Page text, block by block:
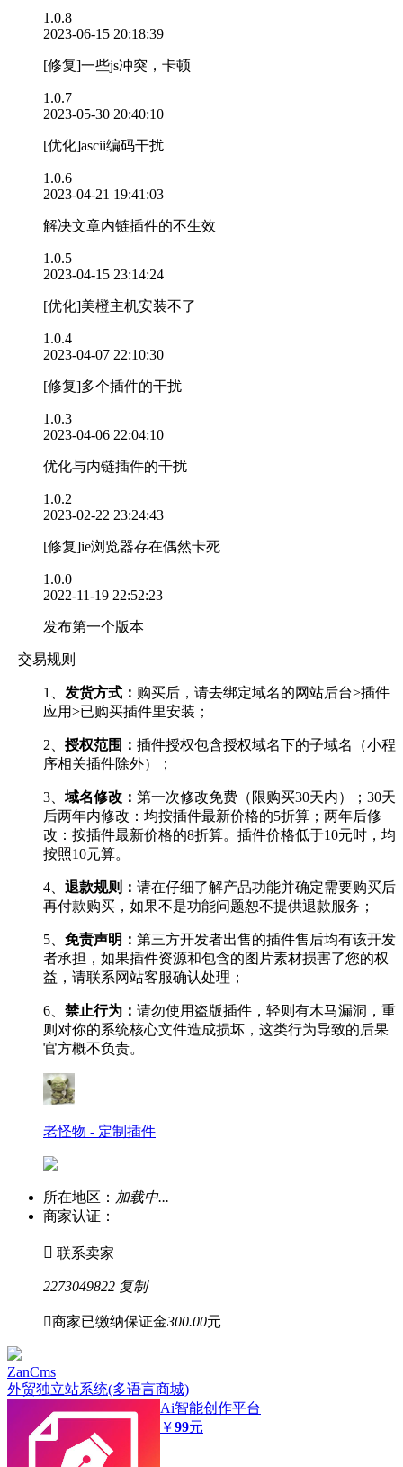
1.0.8
2023-06-15 20:18:39
[修复]一些js冲突，卡顿
1.0.7
2023-05-30 20:40:10
[优化]ascii编码干扰
1.0.6
2023-04-21 19:41:03
解决文章内链插件的不生效
1.0.5
2023-04-15 23:14:24
[优化]美橙主机安装不了
1.0.4
2023-04-07 22:10:30
[修复]多个插件的干扰
1.0.3
2023-04-06 22:04:10
优化与内链插件的干扰
1.0.2
2023-02-22 23:24:43
[修复]ie浏览器存在偶然卡死
1.0.0
2022-11-19 22:52:23
发布第一个版本
交易规则
1、 发货方式： 购买后，请去绑定域名的网站后台>插件
应用>已购买插件里安装；
2、 授权范围： 插件授权包含授权域名下的子域名（小程
序相关插件除外）；
3、 域名修改： 第一次修改免费（限购买30天内）；30天
后两年内修改：均按插件最新价格的5折算；两年后修
改：按插件最新价格的8折算。插件价格低于10元时，均
按照10元算。
4、 退款规则： 请在仔细了解产品功能并确定需要购买后
再付款购买，如果不是功能问题恕不提供退款服务；
5、 免责声明： 第三方开发者出售的插件售后均有该开发
者承担，如果插件资源和包含的图片素材损害了您的权
益，请联系网站客服确认处理；
6、 禁止行为： 请勿使用盗版插件，轻则有木马漏洞，重
则对你的系统核心文件造成损坏，这类行为导致的后果
官方概不负责。
老怪物 - 定制插件
所在地区： 加载中...
商家认证：
 联系卖家
2273049822 复制
商家已缴纳保证金300.00元
ZanCms
外贸独立站系统(多语言商城)
Ai智能创作平台
￥99元